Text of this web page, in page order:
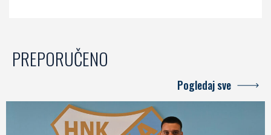
PREPORUČENO
Pogledaj sve